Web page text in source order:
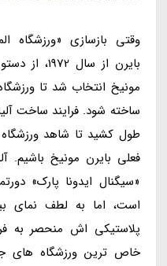
وقتی بازسازی «ورزشگاه
بایرن از
مونیخ انتخاب شد تا
فعلی بایرن مونیخ باشیم.
«سیگنال ایدونا پارک»
است، اما به لطف نمای
پلاستیکی اش منحصر به